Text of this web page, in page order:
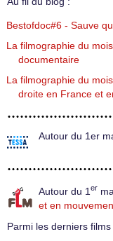
Bestofdoc#6 - Sauve
La filmographie du
documentaire
La filmographie du
droite en France et
Autour du 1er
Autour du 1 er
et en
Parmi les derniers